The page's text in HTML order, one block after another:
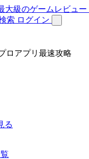
索 ログイン
ロアプリ最速攻略
る